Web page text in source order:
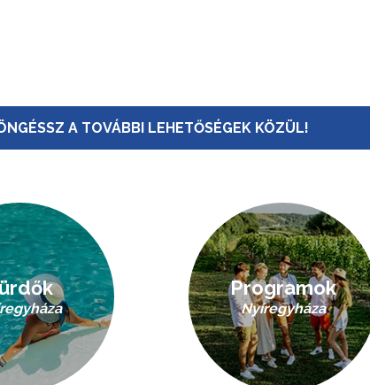
A TOVÁBBI LEHETŐSÉGEK KÖZÜL!
Programok
Nyíregyháza